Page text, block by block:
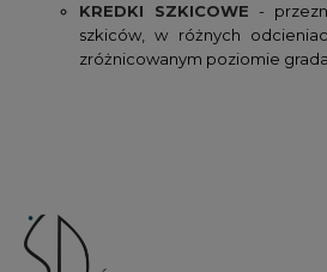
KREDKI SZKICOWE -
szkiców, w różnych
zróżnicowanym poziomie